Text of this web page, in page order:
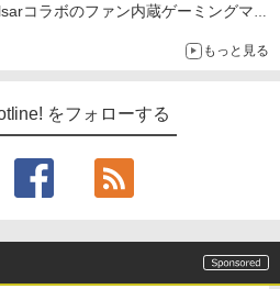
コラボのファン内蔵ゲーミングマウ
もっと見る
をフォローする